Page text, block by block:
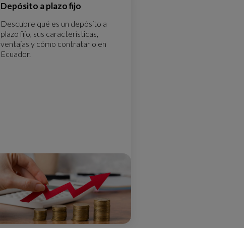
Depósito a plazo fijo
Descubre qué es un depósito a
plazo fijo, sus características,
ventajas y cómo contratarlo en
Ecuador.